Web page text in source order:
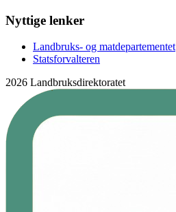
Nyttige lenker
Landbruks- og matdepartementet
Statsforvalteren
2026 Landbruksdirektoratet